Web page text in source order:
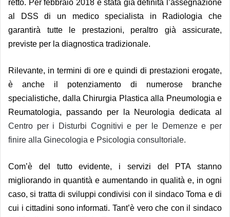
retto. Per febbraio 2018 è stata già definita l’assegnazione
al DSS di un medico specialista in Radiologia che
garantirà tutte le prestazioni, peraltro già assicurate,
previste per la diagnostica tradizionale.
Rilevante, in termini di ore e quindi di prestazioni erogate,
è anche il potenziamento di numerose branche
specialistiche, dalla Chirurgia Plastica alla Pneumologia e
Reumatologia, passando per la Neurologia dedicata al
Centro per i Disturbi Cognitivi e per le Demenze e per
finire alla Ginecologia e Psicologia consultoriale.
Com’è del tutto evidente, i servizi del PTA stanno
migliorando in quantità e aumentando in qualità e, in ogni
caso, si tratta di sviluppi condivisi con il sindaco Toma e di
cui i cittadini sono informati. Tant’è vero che con il sindaco